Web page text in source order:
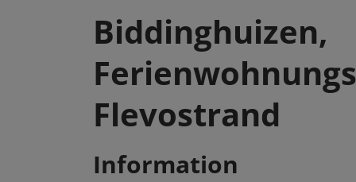
Biddinghuizen,
Flevostrand
Information